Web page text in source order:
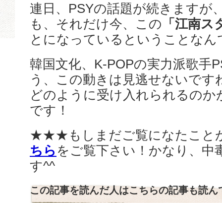
連日、PSYの話題が続きますが
も、それだけ今、この 「江南ス
とになっているということなん
韓国文化、K-POPの実力派歌手
う、この動きは見逃せないです
どのように受け入れられるのか
です！
★★★もしまだご覧になたこと
ちら をご覧下さい！かなり、中
す^^
この記事を読んだ人はこちらの記事も読ん